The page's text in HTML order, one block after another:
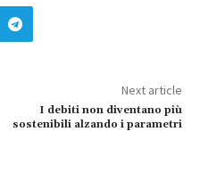
Next article
I debiti non diventano più
sostenibili alzando i parametri